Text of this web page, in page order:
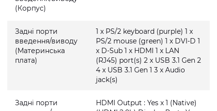
(Корпус)
Задні порти
введення/виводу
(Материнська
плата)
1 x PS/2 keyboard (purple) 1 x
PS/2 mouse (green) 1 x DVI-D 1
x D-Sub 1 x HDMI 1 x LAN
(RJ45) port(s) 2 x USB 3.1 Gen 2
4 x USB 3.1 Gen 1 3 x Audio
jack(s)
Задні порти
HDMI Output : Yes x 1 (Native)